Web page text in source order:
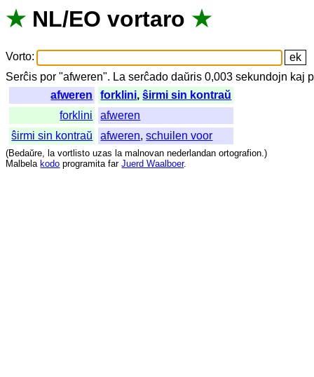
★ NL/EO vortaro ★
Vorto:
Serĉis por "afweren". La serĉado daŭris 0,003sekundojn kaj
afweren
forklini,ŝirmi sin kontraŭ
forklini
afweren
ŝirmi sin kontraŭ
afweren,schuilen voor
(Bedaŭre, la vortlisto uzas la malnovan nederlandan ortografion.)
Malbela kodo programita far Juerd Waalboer.